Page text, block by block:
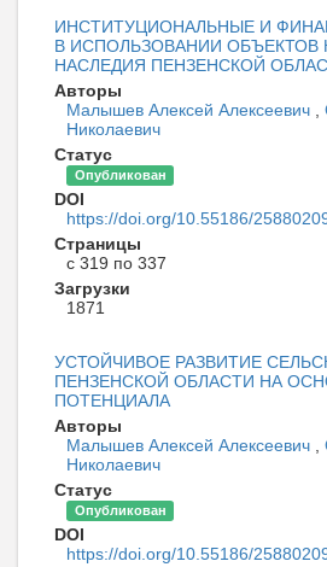
ИНСТИТУЦИОНАЛЬНЫЕ И
В ИСПОЛЬЗОВАНИИ ОБЪЕКТОВ
НАСЛЕДИЯ ПЕНЗЕНСКОЙ
Авторы
Малышев Алексей Алексеевич
Николаевич
Статус
Опубликован
DOI
https://doi.org/10.55186/
Страницы
с 319 по 337
Загрузки
1871
УСТОЙЧИВОЕ РАЗВИТИЕ
ПЕНЗЕНСКОЙ ОБЛАСТИ НА
ПОТЕНЦИАЛА
Авторы
Малышев Алексей Алексеевич
Николаевич
Статус
Опубликован
DOI
https://doi.org/10.55186/